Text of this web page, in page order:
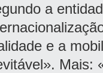
a
e a
Mais: